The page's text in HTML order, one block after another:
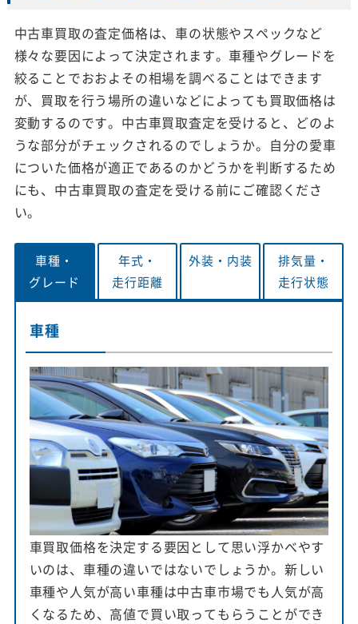
中古車買取の査定価格は、車の状態やスペックなど
様々な要因によって決定されます。車種やグレードを
絞ることでおおよその相場を調べることはできます
が、買取を行う場所の違いなどによっても買取価格は
変動するのです。中古車買取査定を受けると、どのよ
うな部分がチェックされるのでしょうか。自分の愛車
についた価格が適正であるのかどうかを判断するため
にも、中古車買取の査定を受ける前にご確認くださ
い。
車種・
グレード
年式・
走行距離
外装・ 内装
排気量・
走行状態
車種
車買取価格を決定する要因として思い浮かべやす
いのは、車種の違いではないでしょうか。新しい
車種や人気が高い車種は中古車市場でも人気が高
くなるため、高値で買い取ってもらうことができ